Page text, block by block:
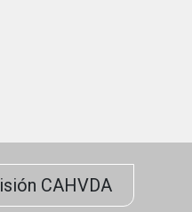
CAHVDA